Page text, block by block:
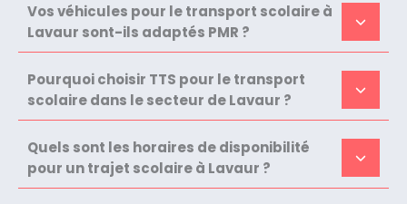
Vos véhicules pour le transport scolaire à
Lavaur sont-ils adaptés PMR ?
Pourquoi choisir TTS pour le transport
scolaire dans le secteur de Lavaur ?
Quels sont les horaires de disponibilité
pour un trajet scolaire à Lavaur ?